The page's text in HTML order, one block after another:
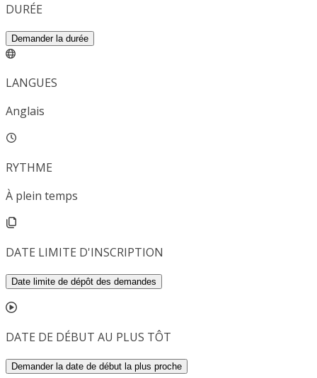
DURÉE
Demander la durée
LANGUES
Anglais
RYTHME
À plein temps
DATE LIMITE D'INSCRIPTION
Date limite de dépôt des demandes
DATE DE DÉBUT AU PLUS TÔT
Demander la date de début la plus proche